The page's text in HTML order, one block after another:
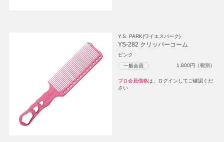
Y.S. PARK(ワイエスパーク)
YS-282 クリッパーコーム
ピンク
一般会員 1,800円（税別）
プロ会員価格は、ログインしてご確認くだ
さい